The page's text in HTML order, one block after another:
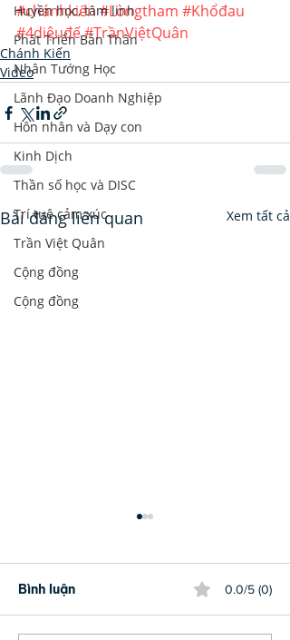
Huyền học, tâm linh
Phát Triển Bản Thân
Nhân Tướng Học
Lãnh Đạo Doanh Nghiệp
Hôn nhân và Dạy con
Kinh Dịch
Thần số học và DISC
Trí tuệ cảm xúc
Trần Việt Quân
Cộng đồng
Cộng đồng
#chánhkiến #Lòngtham #Khổđau
#4diệuđế#TrầnViệtQuân
Chánh Kiến
Video
Bài đăng liên quan Xem tất cả
Bình luận 0.0/5 (0)